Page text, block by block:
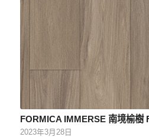
FORMICA IMMERSE 南境榆樹
2023年3月28日